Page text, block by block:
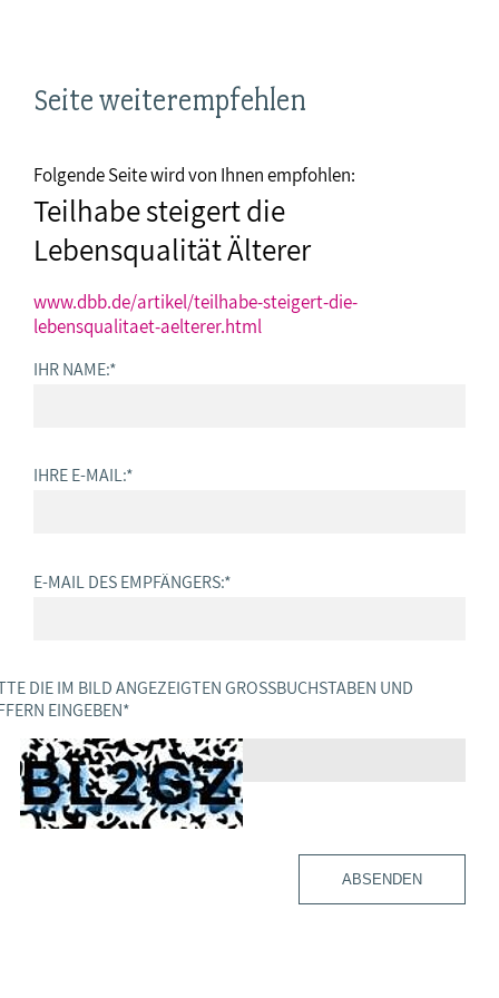
Seite weiterempfehlen
Folgende Seite wird von Ihnen empfohlen:
Teilhabe steigert die
Lebensqualität Älterer
www.dbb.de/artikel/teilhabe-steigert-die-
lebensqualitaet-aelterer.html
IHR NAME:*
IHRE E-MAIL:*
E-MAIL DES EMPFÄNGERS:*
DIE IM BILD ANGEZEIGTEN GROSSBUCHSTABEN UND Z
EINGEBEN *
ABSENDEN